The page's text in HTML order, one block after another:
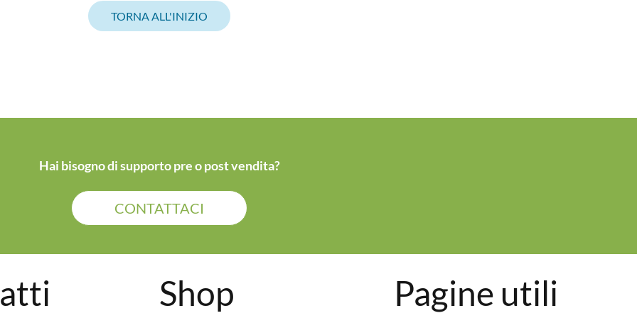
TORNA ALL'INIZIO
Hai bisogno di supporto pre o post vendita?
CONTATTACI
Shop Pagine utili